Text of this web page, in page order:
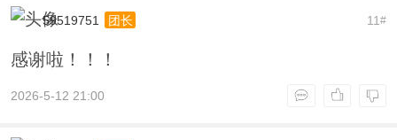
11#
59519751 团长
感谢啦！！！
2026-5-12 21:00